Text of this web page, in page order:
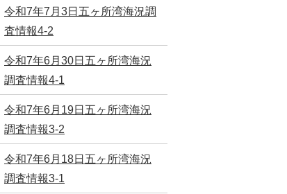
令和7年7月3日五ヶ所湾海況調
査情報4-2
令和7年6月30日五ヶ所湾海況
調査情報4-1
令和7年6月19日五ヶ所湾海況
調査情報3-2
令和7年6月18日五ヶ所湾海況
調査情報3-1